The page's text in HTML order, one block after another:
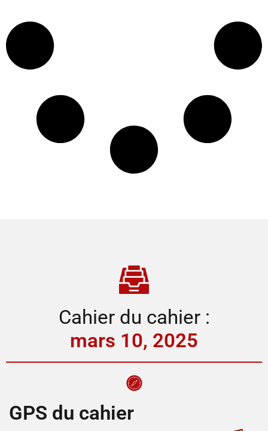
Cahier du cahier :
mars 10, 2025
GPS du cahier